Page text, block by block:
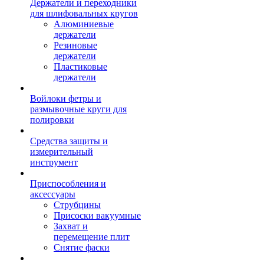
Держатели и переходники
для шлифовальных кругов
Алюминиевые
держатели
Резиновые
держатели
Пластиковые
держатели
Войлоки фетры и
размывочные круги для
полировки
Средства защиты и
измерительный
инструмент
Приспособления и
аксессуары
Струбцины
Присоски вакуумные
Захват и
перемещение плит
Снятие фаски